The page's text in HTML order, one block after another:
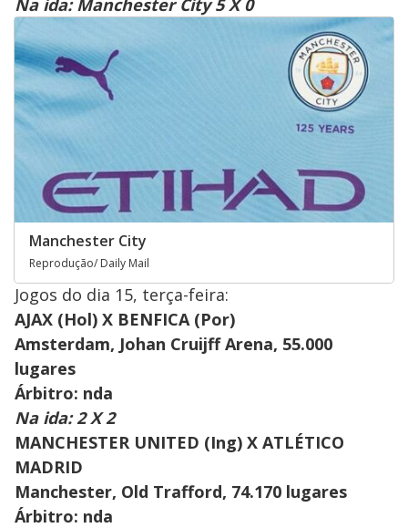
Manchester City
Reprodução/ Daily Mail
Jogos do dia 15, terça-feira:
AJAX (Hol) X BENFICA (Por)
Amsterdam, Johan Cruijff Arena, 55.000
lugares
Árbitro: nda
Na ida: 2 X 2
MANCHESTER UNITED (Ing) X ATLÉTICO
MADRID
Manchester, Old Trafford, 74.170 lugares
Árbitro: nda